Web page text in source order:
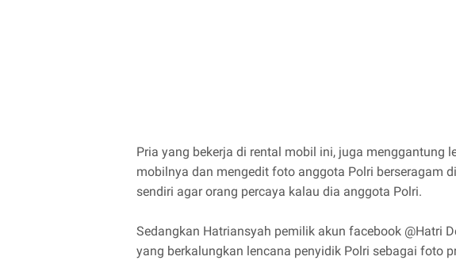
Pria yang bekerja di rental mobil ini, juga menggantung
mobilnya dan mengedit foto anggota Polri berseragam
sendiri agar orang percaya kalau dia anggota Polri.
Sedangkan Hatriansyah pemilik akun facebook @Hatri
yang berkalungkan lencana penyidik Polri sebagai foto